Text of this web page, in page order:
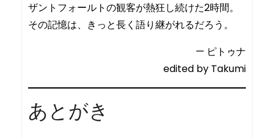
ザントフォールトの観客が熱狂し続けた2時間。
その記憶は、きっと長く語り継がれるだろう。
— ピトゥナ
edited by Takumi
あとがき